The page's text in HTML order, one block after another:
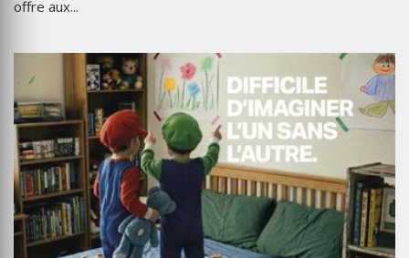
offre aux...